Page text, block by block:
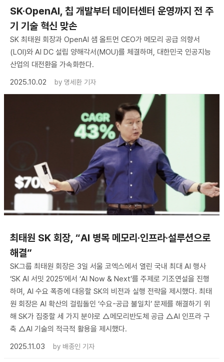
SK·OpenAI, 칩 개발부터 데이터센터 운영까지 전 주
기 기술 혁신 맞손
SK 최태원 회장과 OpenAI 샘 올트먼 CEO가 메모리 공급 의향서
(LOI)와 AI DC 설립 양해각서(MOU)를 체결하며, 대한민국 인공지능
산업의 대전환을 가속화한다.
2025.10.02
by 명세환 기자
최태원 SK 회장, “AI 병목 메모리·인프라·설루션으로
해결”
SK그룹 최태원 회장은 3일 서울 코엑스에서 열린 국내 최대 AI 행사
‘SK AI 서밋 2025’에서 ‘AI Now & Next’를 주제로 기조연설을 진행
하며, AI 수요 폭증에 대응할 SK의 비전과 실행 전략을 제시했다. 최태
원 회장은 AI 확산의 걸림돌인 ‘수요-공급 불일치’ 문제를 해결하기 위
해 SK가 집중할 세 가지 분야로 △메모리반도체 공급 △AI 인프라 구
축 △AI 기술의 적극적 활용을 제시했다.
2025.11.03
by 배종인 기자